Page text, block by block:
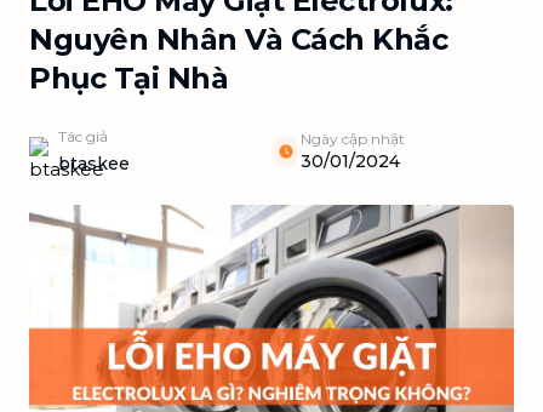
Nguyên Nhân Và Cách Khắc
Phục Tại Nhà
Tác giả
btaskee
Ngày cập nhật
30/01/2024